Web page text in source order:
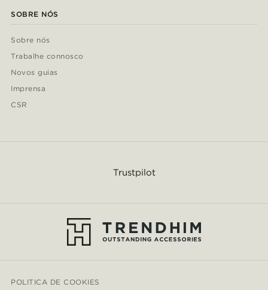
SOBRE NÓS
Sobre nós
Trabalhe connosco
Novos guias
Imprensa
CSR
Trustpilot
POLITICA DE COOKIES